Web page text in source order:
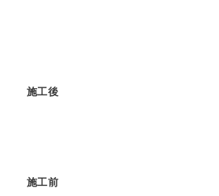
施工後
施工前